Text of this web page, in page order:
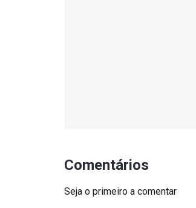
Comentários
Seja o primeiro a comentar